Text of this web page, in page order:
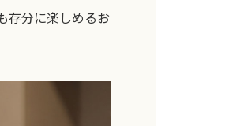
存分に楽しめるお